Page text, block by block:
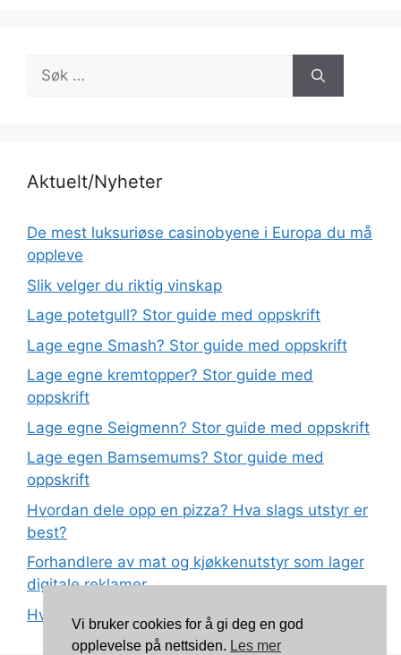
Søk
etter:
Aktuelt/Nyheter
De mest luksuriøse casinobyene i Europa du må
oppleve
Slik velger du riktig vinskap
Lage potetgull? Stor guide med oppskrift
Lage egne Smash? Stor guide med oppskrift
Lage egne kremtopper? Stor guide med
oppskrift
Lage egne Seigmenn? Stor guide med oppskrift
Lage egen Bamsemums? Stor guide med
oppskrift
Hvordan dele opp en pizza? Hva slags utstyr er
best?
Forhandlere av mat og kjøkkenutstyr som lager
digitale reklamer
Hva betyr det at plast har matkvalitet?
Vi bruker cookies for å gi deg en god
opplevelse på nettsiden. Les mer